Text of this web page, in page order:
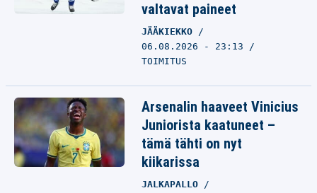
valtavat paineet
JÄÄKIEKKO
06.08.2026 - 23:13
TOIMITUS
Arsenalin haaveet Vinicius
Juniorista kaatuneet –
tämä tähti on nyt
kiikarissa
JALKAPALLO